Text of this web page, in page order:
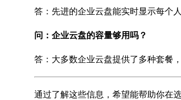
答：先进的企业云盘能实时显示每个
问：企业云盘的容量够用吗？
答：大多数企业云盘提供了多种套餐
通过了解这些信息，希望能帮助你在